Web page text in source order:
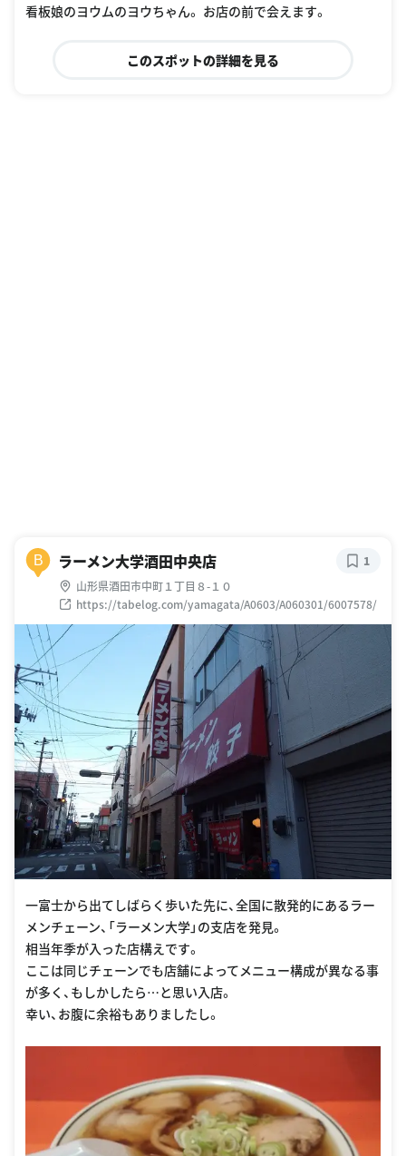
看板娘のヨウムのヨウちゃん。 お店の前で会えます。
このスポットの詳細を見る
B ラーメン大学酒田中央店
山形県酒田市中町１丁目８-１０
https://tabelog.com/yamagata/A0603/A060301/6007578/
1
一富士から出てしばらく歩いた先に、全国に散発的にあるラー
メンチェーン、「ラーメン大学」の支店を発見。
相当年季が入った店構えです。
ここは同じチェーンでも店舗によってメニュー構成が異なる事
が多く、もしかしたら…と思い入店。
幸い、お腹に余裕もありましたし。